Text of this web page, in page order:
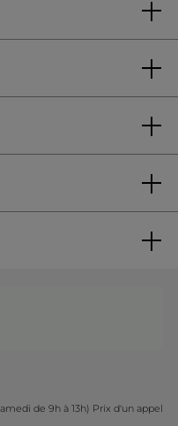
de 9h à 13h) Prix d'un appel